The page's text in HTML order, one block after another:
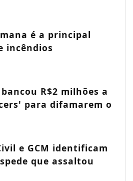
é a principal
incêndios
R$2 milhões a
para difamarem o
e GCM identificam
que assaltou